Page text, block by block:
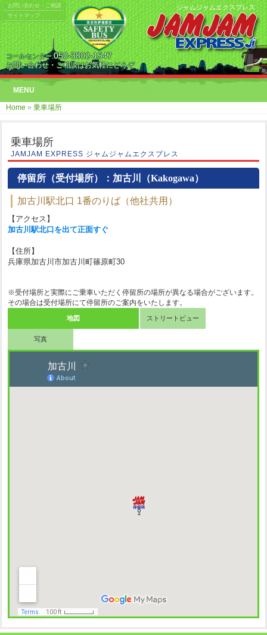
ジャムジャムエクスプレス
コールセンター.050-3802-1547
お問い合わせ・ご相談はお気軽にどうぞ
お問い合わせ・ご相談
サイトマップ
MENU
Home » 乗車場所
乗車場所
JAMJAM EXPRESS ジャムジャムエクスプレス
停留所（受付場所）：加古川（Kakogawa）
加古川駅北口 1番のりば（他社共用）
【アクセス】
加古川駅北口を出て正面すぐ
【住所】
兵庫県加古川市加古川町篠原町30
※受付場所と実際にご乗車いただく停留所の場所が異なる場合がございます。
その場合は受付場所にて停留所のご案内をいたします。
地図 ストリートビュー
写真